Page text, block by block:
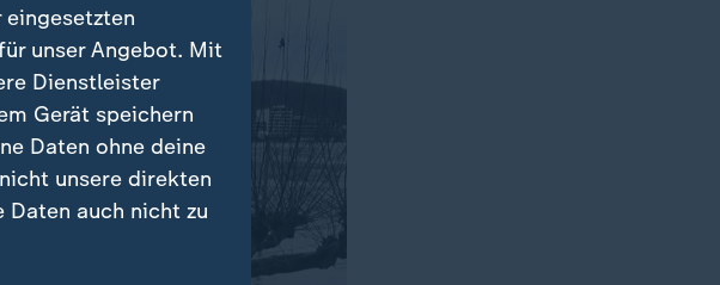
eingesetzten
unser Angebot. Mit
Dienstleister
Gerät speichern
Daten ohne deine
unsere direkten
Daten auch nicht zu